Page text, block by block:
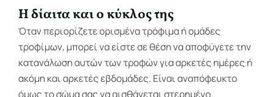
Η δίαιτα και ο κύκλος της
Όταν περιορίζετε ορισμένα τρόφιμα ή ομάδες
τροφίμων, μπορεί να είστε σε θέση να αποφύγετε την
κατανάλωση αυτών των τροφών για αρκετές ημέρες ή
ακόμη και αρκετές εβδομάδες. Είναι αναπόφευκτο
όμως το σώμα σας να αισθάνεται στερημένο.